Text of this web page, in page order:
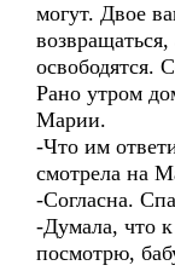
могут. Двое
освободятся.
Рано утром
Марии.
-Что им
смотрела на
-Согласна.
-Думала, что
посмотрю,